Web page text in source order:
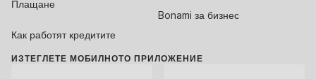
Плащане
Как работят кредитите
Bonami за бизнес
ИЗТЕГЛЕТЕ МОБИЛНОТО ПРИЛОЖЕНИЕ